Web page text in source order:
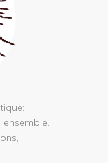
ensemble.